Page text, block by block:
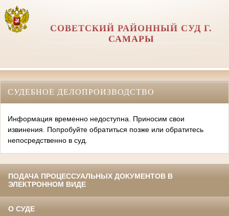
СОВЕТСКИЙ РАЙОННЫЙ СУД Г.
САМАРЫ
СУДЕБНОЕ ДЕЛОПРОИЗВОДСТВО
Информация временно недоступна. Приносим свои
извинения. Попробуйте обратиться позже или обратитесь
непосредственно в суд.
ПОДАЧА ПРОЦЕССУАЛЬНЫХ ДОКУМЕНТОВ В
ЭЛЕКТРОННОМ ВИДЕ
О СУДЕ